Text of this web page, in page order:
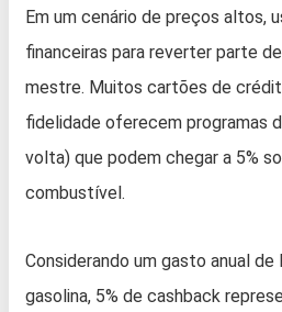
Em um cenário de preços altos,
financeiras para reverter parte
mestre. Muitos cartões de
fidelidade oferecem programas
volta) que podem chegar a 5%
combustível.
Considerando um gasto anual de
gasolina, 5% de cashback